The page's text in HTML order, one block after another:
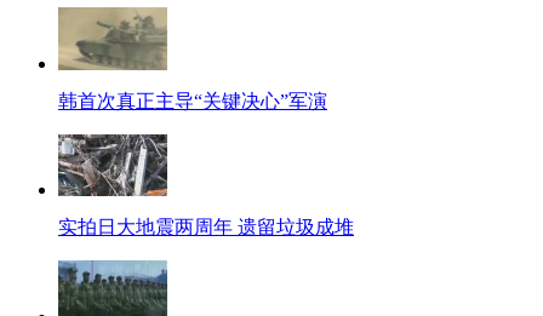
韩首次真正主导“关键决心”军演
实拍日大地震两周年 遗留垃圾成堆